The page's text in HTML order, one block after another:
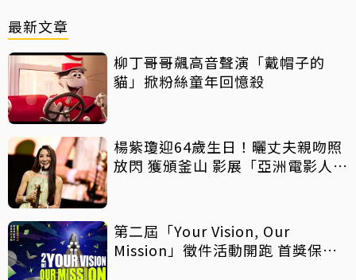
最新文章
柳丁哥哥飆高音聲演「戴帽子的
貓」掀粉絲童年回憶殺
楊紫瓊迎64歲生日！曬丈夫親吻照
放閃 獲頒釜山 影展「亞洲電影人
第二屆「Your Vision, Our
Mission」徵件活動開跑 首獎保證